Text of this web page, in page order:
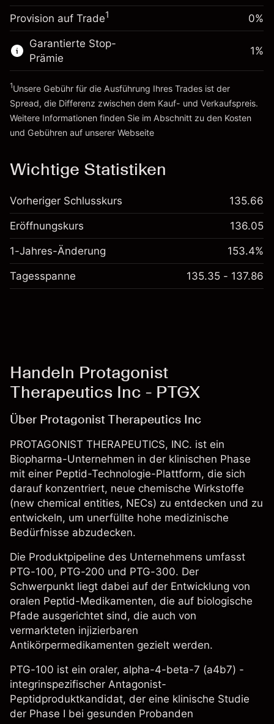
Zur Plattform
Positionsgröße mit Hebelwirkung
~$2,000.00
Geld aus Hebelwirkung ~
Zur Plattform
Provision auf Trade1 0%
Garantierte Stop-
Prämie
1%
1Unsere Gebühr für die Ausführung Ihres Trades ist der
Spread, die Differenz zwischen dem Kauf- und Verkaufspreis.
Weitere Informationen finden Sie im Abschnitt zu den Kosten
und Gebühren auf unserer Webseite
Wichtige Statistiken
Vorheriger Schlusskurs 135.66
Eröffnungskurs 136.05
1-Jahres-Änderung 153.4%
Tagesspanne 135.35 - 137.86
Handeln Protagonist
Therapeutics Inc - PTGX
Über Protagonist Therapeutics Inc
PROTAGONIST THERAPEUTICS, INC. ist ein
Biopharma-Unternehmen in der klinischen Phase
mit einer Peptid-Technologie-Plattform, die sich
darauf konzentriert, neue chemische Wirkstoffe
(new chemical entities, NECs) zu entdecken und zu
entwickeln, um unerfüllte hohe medizinische
Bedürfnisse abzudecken.
Die Produktpipeline des Unternehmens umfasst
PTG-100, PTG-200 und PTG-300. Der
Schwerpunkt liegt dabei auf der Entwicklung von
oralen Peptid-Medikamenten, die auf biologische
Pfade ausgerichtet sind, die auch von
vermarkteten injizierbaren
Antikörpermedikamenten gezielt werden.
PTG-100 ist ein oraler, alpha-4-beta-7 (a4b7) -
integrinspezifischer Antagonist-
Peptidproduktkandidat, der eine klinische Studie
der Phase I bei gesunden Probanden